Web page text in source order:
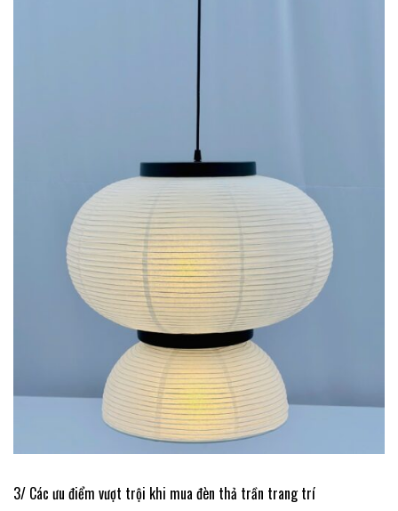
3/ Các ưu điểm vượt trội khi mua đèn thả trần trang trí